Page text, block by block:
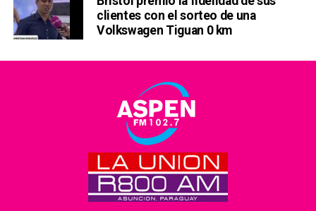
clientes con el sorteo de una
Volkswagen Tiguan 0 km